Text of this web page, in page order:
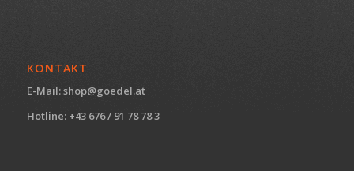
KONTAKT
E-Mail:shop@goedel.at
Hotline: +43 676 / 91 78 78 3